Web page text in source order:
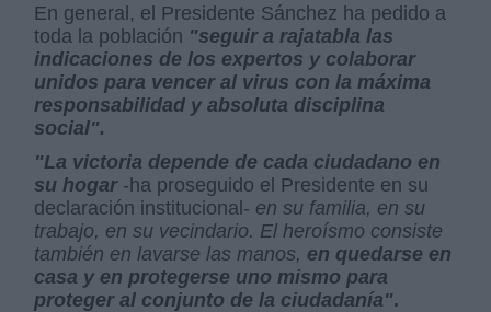
En general, el Presidente Sánchez ha pedido a
toda la población "seguir a rajatabla las
indicaciones de los expertos y colaborar
unidos para vencer al virus con la máxima
responsabilidad y absoluta disciplina
social".
"La victoria depende de cada ciudadano en
su hogar -ha proseguido el Presidente en su
declaración institucional- en su familia, en su
trabajo, en su vecindario. El heroísmo consiste
también en lavarse las manos, en quedarse en
casa y en protegerse uno mismo para
proteger al conjunto de la ciudadanía".